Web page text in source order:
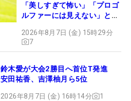
「美しすぎて怖い」「プロゴ
ルファーには見えない」とコ
2026年8月7日 (金) 15時29分
7
鈴木愛が大会2勝目へ首位T発進
安田祐香、吉澤柚月ら5位
2026年8月7日 (金) 16時14分 1